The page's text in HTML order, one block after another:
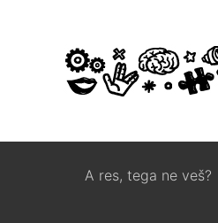
A res, tega ne veš?